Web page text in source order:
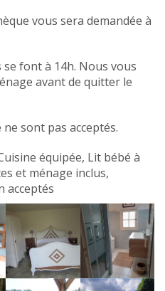
vous sera demandée à
font à 14h. Nous vous
avant de quitter le
sont pas acceptés.
équipée, Lit bébé à
et ménage inclus,
acceptés